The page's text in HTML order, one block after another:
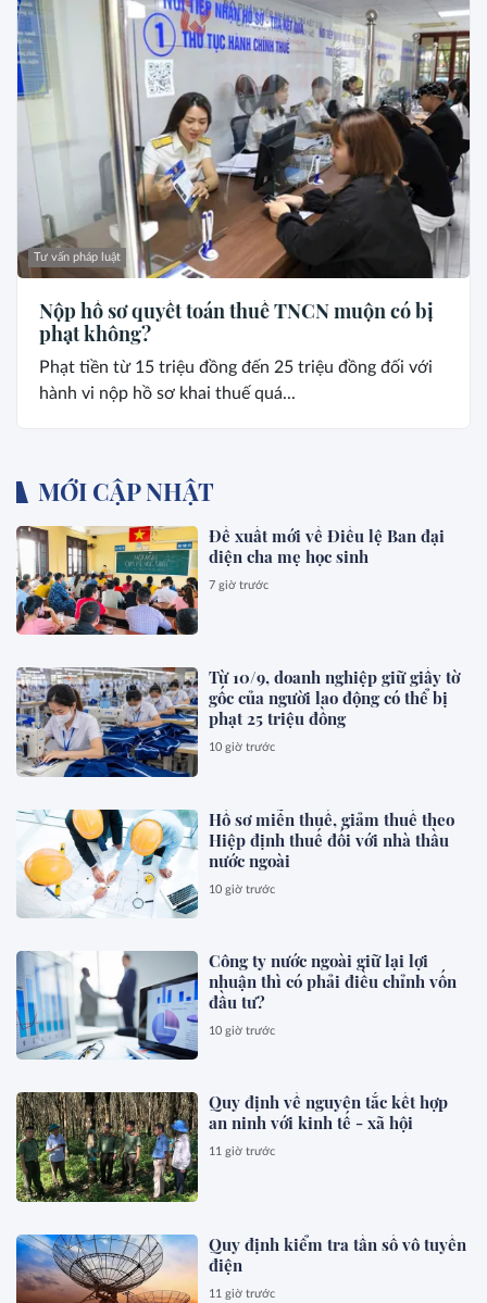
Tư vấn pháp luật
Nộp hồ sơ quyết toán thuế TNCN muộn có bị
phạt không?
Phạt tiền từ 15 triệu đồng đến 25 triệu đồng đối với
hành vi nộp hồ sơ khai thuế quá...
MỚI CẬP NHẬT
Đề xuất mới về Điều lệ Ban đại
diện cha mẹ học sinh
7 giờ trước
Từ 10/9, doanh nghiệp giữ giấy tờ
gốc của người lao động có thể bị
phạt 25 triệu đồng
10 giờ trước
Hồ sơ miễn thuế, giảm thuế theo
Hiệp định thuế đối với nhà thầu
nước ngoài
10 giờ trước
Công ty nước ngoài giữ lại lợi
nhuận thì có phải điều chỉnh vốn
đầu tư?
10 giờ trước
Quy định về nguyên tắc kết hợp
an ninh với kinh tế - xã hội
11 giờ trước
Quy định kiểm tra tần số vô tuyến
điện
11 giờ trước